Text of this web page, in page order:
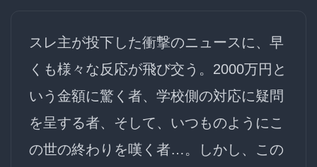
スレ主が投下した衝撃のニュースに、早
くも様々な反応が飛び交う。2000万円と
いう金額に驚く者、学校側の対応に疑問
を呈する者、そして、いつものようにこ
の世の終わりを嘆く者…。しかし、この